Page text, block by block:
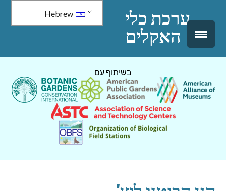
דלג
ערכת כלי
האקלים
Hebrew
בשיתוף עם